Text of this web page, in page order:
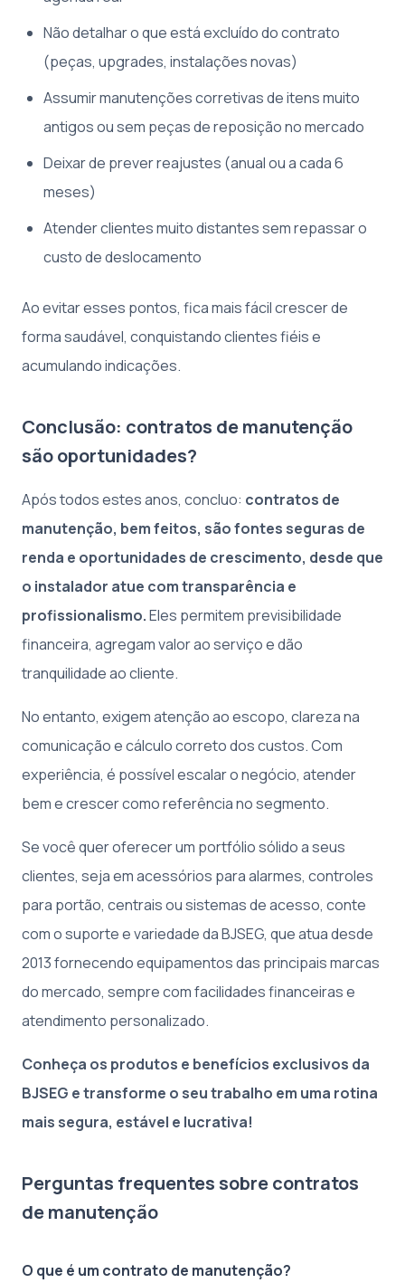
Não detalhar o que está excluído do contrato
(peças, upgrades, instalações novas)
Assumir manutenções corretivas de itens muito
antigos ou sem peças de reposição no mercado
Deixar de prever reajustes (anual ou a cada 6
meses)
Atender clientes muito distantes sem repassar o
custo de deslocamento
Ao evitar esses pontos, fica mais fácil crescer de
forma saudável, conquistando clientes fiéis e
acumulando indicações.
Conclusão: contratos de manutenção
são oportunidades?
Após todos estes anos, concluo: contratos de
manutenção, bem feitos, são fontes seguras de
renda e oportunidades de crescimento, desde que
o instalador atue com transparência e
profissionalismo.Eles permitem previsibilidade
financeira, agregam valor ao serviço e dão
tranquilidade ao cliente.
No entanto, exigem atenção ao escopo, clareza na
comunicação e cálculo correto dos custos. Com
experiência, é possível escalar o negócio, atender
bem e crescer como referência no segmento.
Se você quer oferecer um portfólio sólido a seus
clientes, seja em acessórios para alarmes, controles
para portão, centrais ou sistemas de acesso, conte
com o suporte e variedade da BJSEG, que atua desde
2013 fornecendo equipamentos das principais marcas
do mercado, sempre com facilidades financeiras e
atendimento personalizado.
Conheça os produtos e benefícios exclusivos da
BJSEG e transforme o seu trabalho em uma rotina
mais segura, estável e lucrativa!
Perguntas frequentes sobre contratos
de manutenção
O que é um contrato de manutenção?